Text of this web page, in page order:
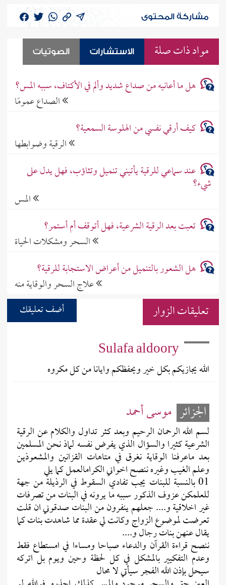
مشاركة المحتوى
مواد ذات صلة الاستشارات الصوتيات
هل ما أعانيه من صداع شديد وألم في الأكتاف، سببه المس؟
الصداع عمومًا
كيف أرقي نفسي من الهلوسة السمعية؟
الرقية وضوابطها
عند سماعي للرقية يأتيني تنميل وتثاؤب، فهل يدل على
شيء؟
المـس
تعبت بعد الرقية الشرعية، فهل أتوقف أم أستمر؟
السحر ومشكلات الحياة
هل الشعور بالتنميل من أعراض الاستجابة للرقية؟
علاج السحر والوقاية منه
تعليقات الزوار أضف تعليقك
Sulafa aldoory
الله يجازيكم بكل خير ويحفظكم وايانا من كل مكروه
الجزائر موسى أحمد
لسم الله الرحمان الرحيم وبعد كثر تداول والكلام عن الرقية
الشرعية كثيرا والسؤال الذي يفرض نفسه لماذ نحن المسلمين
بعد ماعرفنا الوقاية نغرق في متاهات القزانين والمشعوذين
وعلم الغيب وغيره ننصح اخواني الكرامالعمل كما يلي
01 بالنسبة للبنات يجب تفادي السقوط في الرذيلة من جهة
للعلمكن عزوف الذكور سببه ما يرونه في البنات من تصرفات
غير اخلاقية و.... جعلهم ينفرون من البنات صدقوني ان قلت
تعرضت لموضوع الزواج وكانت لي عقدة مما شاهدت بنات كما
يقال عنهن بنات رجال و....
ننصح قراءة القرآن والدعاء صباحا ومساءا في امستطاع فقط
وعدم التفكيير بالمشكل في كل لحظة وحين ويوم بل اتركه
سيحل بإذن الله الفجر سيأتي لا محال